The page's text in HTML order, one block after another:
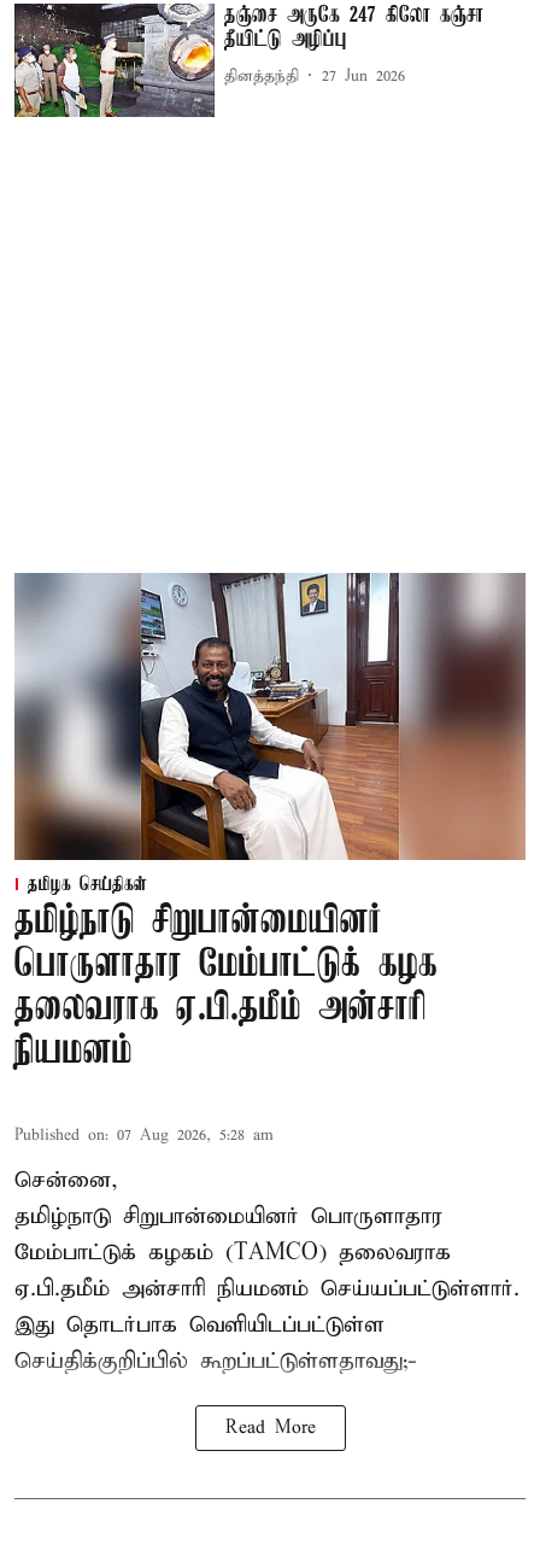
தஞ்சை அருகே 247 கிலோ கஞ்சா
தீயிட்டு அழிப்பு
தினத்தந்தி 27 Jun 2026
தமிழக செய்திகள்
தமிழ்நாடு சிறுபான்மையினர்
பொருளாதார மேம்பாட்டுக் கழக
தலைவராக ஏ.பி.தமீம் அன்சாரி
நியமனம்
Published on: 07 Aug 2026, 5:28 am
சென்னை,
தமிழ்நாடு சிறுபான்மையினர் பொருளாதார
மேம்பாட்டுக் கழகம் (TAMCO) தலைவராக
ஏ.பி.தமீம் அன்சாரி நியமனம் செய்யப்பட்டுள்ளார்.
இது தொடர்பாக வெளியிடப்பட்டுள்ள
செய்திக்குறிப்பில் கூறப்பட்டுள்ளதாவது;-
Read More